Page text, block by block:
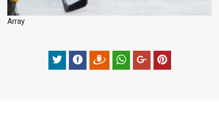
Array